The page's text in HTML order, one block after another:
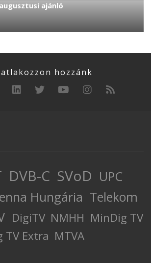
ajánló
hozzánk
DVB-C SVoD UPC
Hungária Telekom
DigiTV NMHH MinDig TV
TV Extra MTVA